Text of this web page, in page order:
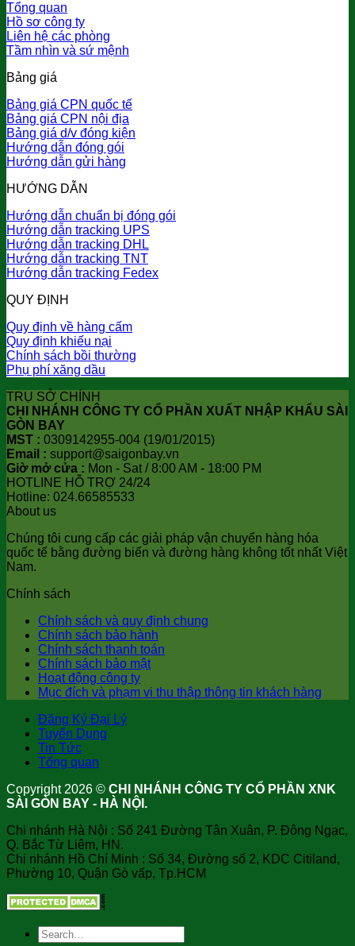
Tổng quan
Hồ sơ công ty
Liên hệ các phòng
Tầm nhìn và sứ mệnh
Bảng giá
Bảng giá CPN quốc tế
Bảng giá CPN nội địa
Bảng giá d/v đóng kiện
Hướng dẫn đóng gói
Hướng dẫn gửi hàng
HƯỚNG DẪN
Hướng dẫn chuẩn bị đóng gói
Hướng dẫn tracking UPS
Hướng dẫn tracking DHL
Hướng dẫn tracking TNT
Hướng dẫn tracking Fedex
QUY ĐỊNH
Quy định về hàng cấm
Quy định khiếu nại
Chính sách bồi thường
Phụ phí xăng dầu
TRỤ SỞ CHÍNH
CHI NHÁNH CÔNG TY CỔ PHẦN XUẤT NHẬP KHẨU SÀI
GÒN BAY
MST : 0309142955-004 (19/01/2015)
Email : support@saigonbay.vn
Giờ mở cửa : Mon - Sat / 8:00 AM - 18:00 PM
HOTLINE HỖ TRỢ 24/24
Hotline: 024.66585533
About us
Chúng tôi cung cấp các giải pháp vận chuyển hàng hóa
quốc tế bằng đường biển và đường hàng không tốt nhất Việt
Nam.
Chính sách
Chính sách và quy định chung
Chính sách bảo hành
Chính sách thanh toán
Chính sách bảo mật
Hoạt động công ty
Mục đích và phạm vi thu thập thông tin khách hàng
Đăng Ký Đại Lý
Tuyển Dụng
Tin Tức
Tổng quan
Copyright 2026 © CHI NHÁNH CÔNG TY CỔ PHẦN XNK
SÀI GÒN BAY - HÀ NỘI.
Chi nhánh Hà Nội : Số 241 Đường Tân Xuân, P. Đông Ngạc,
Q. Bắc Từ Liêm, HN.
Chi nhánh Hồ Chí Minh : Số 34, Đường số 2, KDC Citiland,
Phường 10, Quận Gò vấp, Tp.HCM